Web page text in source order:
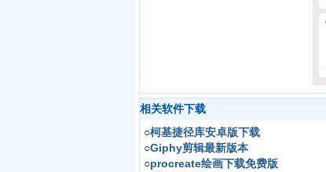
相关软件下载
○柯基捷径库安卓版下载
○Giphy剪辑最新版本
○procreate绘画下载免费版